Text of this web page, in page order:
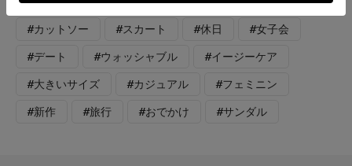
#カットソー #スカート #休日 #女子会
#デート #ウォッシャブル #イージーケア
#大きいサイズ #カジュアル #フェミニン
#新作 #旅行 #おでかけ #サンダル